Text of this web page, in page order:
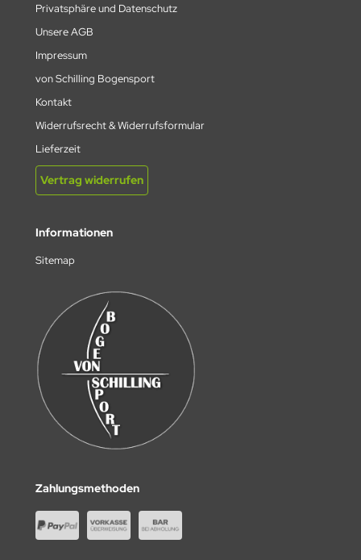
Privatsphäre und Datenschutz
Unsere AGB
Impressum
von Schilling Bogensport
Kontakt
Widerrufsrecht & Widerrufsformular
Lieferzeit
Vertrag widerrufen
Informationen
Sitemap
Zahlungsmethoden